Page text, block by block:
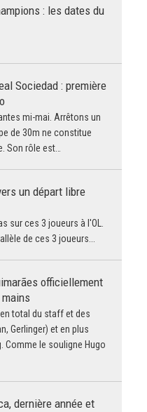
: les dates du
Sociedad : première
mi-mai. Arrêtons un
de 30m ne constitue
Son rôle est…
un départ libre
sur ces 3 joueurs à l'OL.
de ces 3 joueurs...
officiellement
total du staff et des
Gerlinger) et en plus
Comme le souligne Hugo
dernière année et